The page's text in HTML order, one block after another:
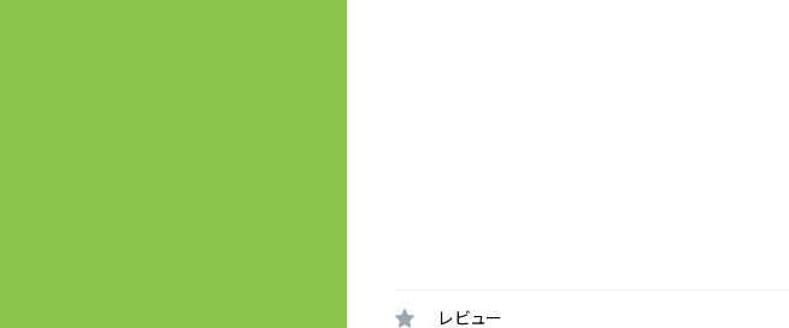
レビュー